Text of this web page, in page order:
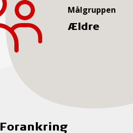
Målgruppen
Ældre
Forankring